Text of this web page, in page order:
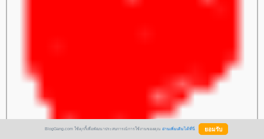
BlogGang.com ใช้คุกกี้เพื่อพัฒนาประสบการณ์การใช้งานของคุณ อ่านเพิ่มเติมได้ที่นี่